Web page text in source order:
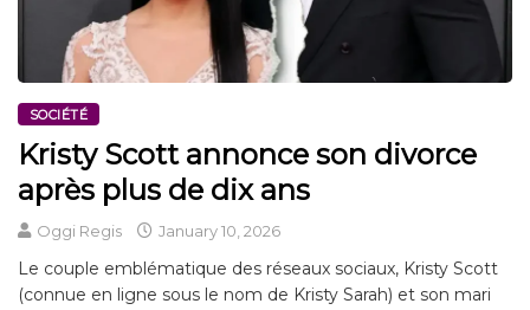
SOCIÉTÉ
Kristy Scott annonce son divorce
après plus de dix ans
Oggi Regis January 10, 2026
Le couple emblématique des réseaux sociaux, Kristy Scott
(connue en ligne sous le nom de Kristy Sarah) et son mari